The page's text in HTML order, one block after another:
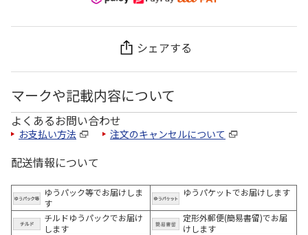
シェアする
マークや記載内容について
よくあるお問い合わせ
お支払い方法 注文のキャンセルについて
配送情報について
ゆうパック等でお届けしま
す
ゆうパケットでお届けします
チルドゆうパックでお届け
します
定形外郵便(簡易書留)でお届
けします